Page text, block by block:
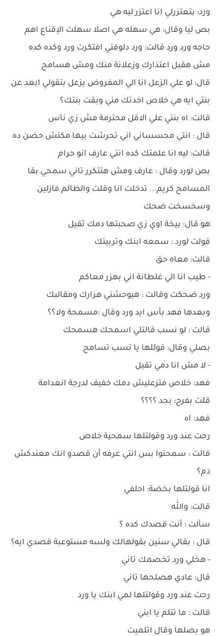
ورد: بتعتزرلي انا اعتزر ليه هي
بص ليا وقال: هي سهله هي اصلا سهلت الإقناع اهم
حاجه ورد ورد قالت: ورد دلوقتي افتكرت ورد وكده كده
مش هقبل اعتذارك وزعلانة منك ومش هسامح
قال: لو علي الزعل انا الي المفروض يزعل بتقولي ابعد عن
بنتي ايه هي خلاص اخدتك مني وبقت بنتك؟
قالت: اه بنتي علي الاقل محترمة مش زي ناس
قال : انتي محسساني اني تحرشت بيها مكنش حضن ده
قالت: ليه انا علمتك كده انتي عارف انو حرام
بص لورد وقال : عارف ومش هتتكرر تاني سمحي بقا
المسامح كريم... تدخلت انا وقلت والظالم فازلين
وسخسخت ضحك
هو قال: بيخة اوي زي صحبتها دمك ثقيل
قولت لورد : سمعه ابنك وتربيتك
قالت: معاه حق
- طيب انا الي غلطانة اني بهزر معاكم
ورد ضحكت وقالت : هيوحشني هزارك ومقالبك
وبعدها فهد بأس ايد ورد وقال :مسمحة ولا؟؟
قالت : لو نسب قالتلي اسمحك هسمحك
بصلي وقال: قوللها يا نسب تسامح
- لا مش انا دمي تقيل
فهد: خلاص متزعليش دمك خفيف لدرجة انعدامة
قلت بفرح: بجد ؟؟؟؟
فهد: اه
رحت عند ورد وقولتلها سمحية خلاص
قالت : سمحتوا بس انتي عرفه أن قصدو انك معندكش
دم؟
انا قولتلها بخضة: احلفي
قالت: والله
سألت : أنت قصدك كده ؟
قال : بقالي سنين بقولهالك ولسه مستوعبة قصدي ايه؟
- هخلي ورد تخصمك تاني
قال: عادي هصلحها تاني
رحت عند ورد وقولتلها لمي ابنك يا ورد
قالت : ما تتلم يا ابني
هو بصلها وقال اتلميت